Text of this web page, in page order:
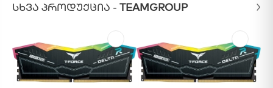
ᲡᲮᲕᲐ ᲞᲠᲝᲓᲣᲥᲪᲘᲐ - TEAMGROUP